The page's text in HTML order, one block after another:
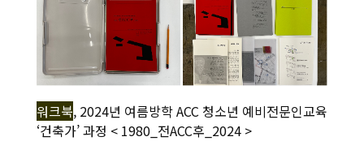
워크북, 2024년 여름방학 ACC 청소년 예비전문인교육
‘건축가’ 과정 < 1980_전ACC후_2024 >